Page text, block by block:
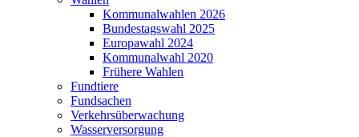
Kommunalwahlen 2026
Bundestagswahl 2025
Europawahl 2024
Kommunalwahl 2020
Frühere Wahlen
Fundtiere
Fundsachen
Verkehrsüberwachung
Wasserversorgung